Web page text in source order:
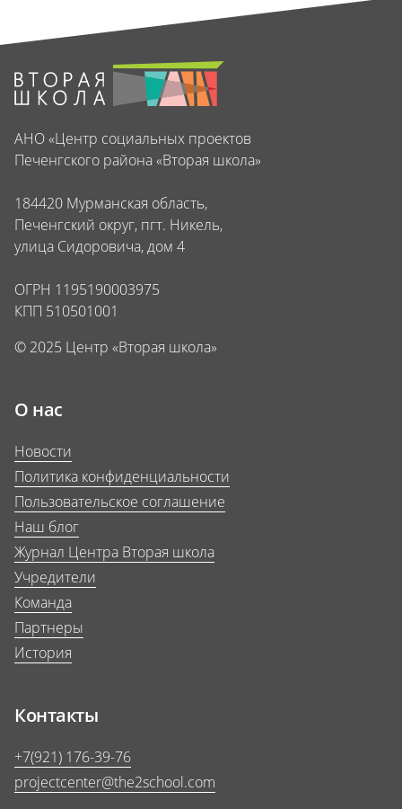
АНО «Центр социальных проектов
Печенгского района «Вторая школа»
184420 Мурманская область,
Печенгский округ, пгт. Никель,
улица Сидоровича, дом 4
ОГРН 1195190003975
КПП 510501001
© 2025 Центр «Вторая школа»
О нас
Новости
Политика конфиденциальности
Пользовательское соглашение
Наш блог
Журнал Центра Вторая школа
Учредители
Команда
Партнеры
История
Контакты
+7(921) 176-39-76
projectcenter@the2school.com